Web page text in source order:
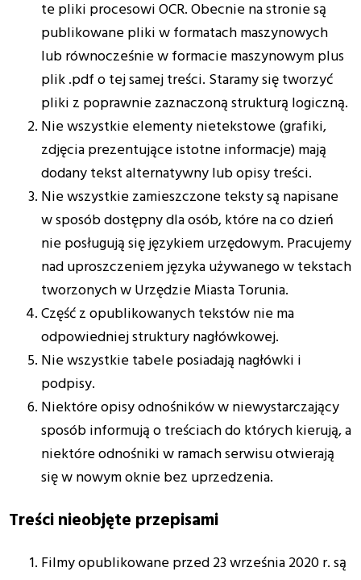
te pliki procesowi OCR. Obecnie na stronie są
publikowane pliki w formatach maszynowych
lub równocześnie w formacie maszynowym plus
plik .pdf o tej samej treści. Staramy się tworzyć
pliki z poprawnie zaznaczoną strukturą logiczną.
Nie wszystkie elementy nietekstowe (grafiki,
zdjęcia prezentujące istotne informacje) mają
dodany tekst alternatywny lub opisy treści.
Nie wszystkie zamieszczone teksty są napisane
w sposób dostępny dla osób, które na co dzień
nie posługują się językiem urzędowym. Pracujemy
nad uproszczeniem języka używanego w tekstach
tworzonych w Urzędzie Miasta Torunia.
Część z opublikowanych tekstów nie ma
odpowiedniej struktury nagłówkowej.
Nie wszystkie tabele posiadają nagłówki i
podpisy.
Niektóre opisy odnośników w niewystarczający
sposób informują o treściach do których kierują, a
niektóre odnośniki w ramach serwisu otwierają
się w nowym oknie bez uprzedzenia.
Treści nieobjęte przepisami
Filmy opublikowane przed 23 września 2020 r. są